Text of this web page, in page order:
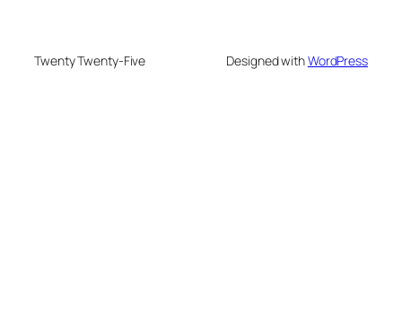
Twenty Twenty-Five Designed withWordPress